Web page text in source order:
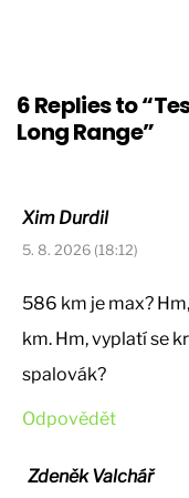
6 Replies to
Long Range”
Xim Durdil
5. 8. 2026 (18:12)
586 km je max?
km. Hm, vyplatí se
spalovák?
Odpovědět
Zdeněk Valchář